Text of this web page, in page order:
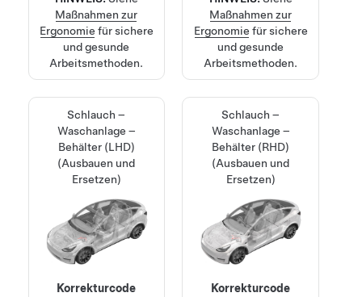
Maßnahmen zur
Ergonomie für sichere
und gesunde
Arbeitsmethoden.
Maßnahmen zur
Ergonomie für sichere
und gesunde
Arbeitsmethoden.
Schlauch –
Waschanlage –
Behälter (LHD)
(Ausbauen und
Ersetzen)
Korrekturcode
Schlauch –
Waschanlage –
Behälter (RHD)
(Ausbauen und
Ersetzen)
Korrekturcode